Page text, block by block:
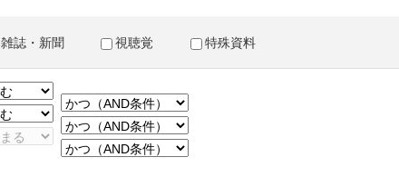
雑誌・新聞 視聴覚 特殊資料